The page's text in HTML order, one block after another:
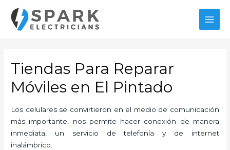
contenido
Tiendas Para Reparar
Móviles en El Pintado
Los celulares se convirtieron en el medio de comunicación
más importante, nos permite hacer conexión de manera
inmediata, un servicio de telefonía y de internet
inalámbrico.